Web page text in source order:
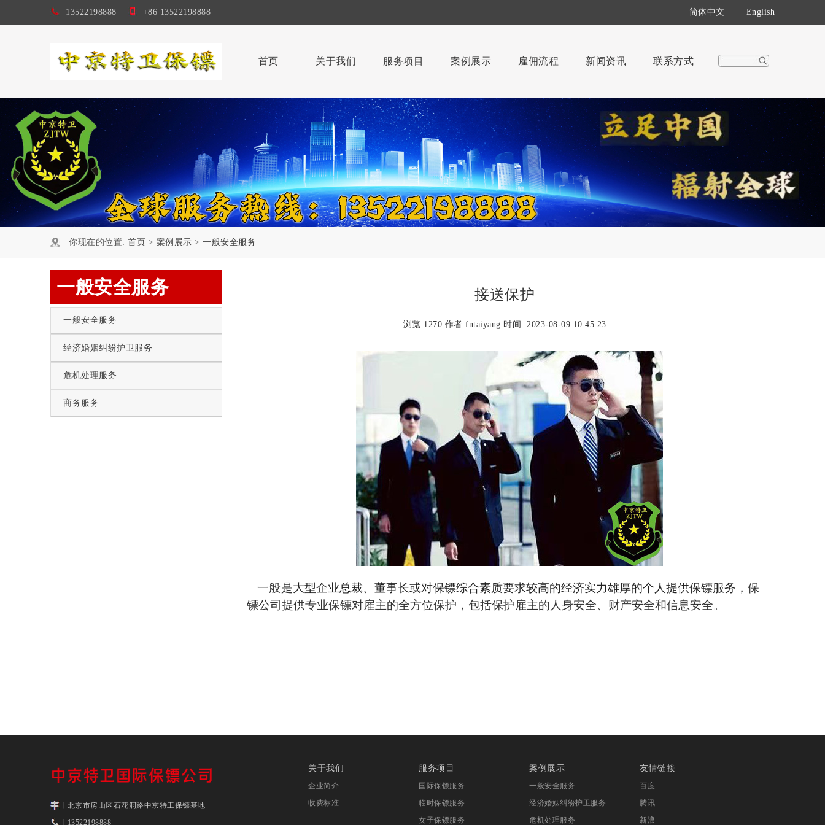
简体中文 English
13522198888 +86 13522198888
首页 关于我们 服务项目 案例展示 雇佣流程 新闻资讯 联系方式
你现在的位置: 首页 > 案例展示 > 一般安全服务
一般安全服务
一般安全服务
经济婚姻纠纷护卫服务
危机处理服务
商务服务
接送保护
浏览:1270 作者:fntaiyang 时间: 2023-08-09 10:45:23
一般是大型企业总裁、董事长或对保镖综合素质要求较高的经济实力雄厚的个人提供保镖服务 ， 保
镖公司提供专业保镖对雇主的全方位保护，包括保护雇主的人身安全、财产安全和信息安全。
丨北京市房山区石花洞路中京特工保镖基地
丨13522198888
关于我们
企业简介
收费标准
服务项目
国际保镖服务
临时保镖服务
女子保镖服务
案例展示
一般安全服务
经济婚姻纠纷护卫服务
危机处理服务
友情链接
百度
腾讯
新浪